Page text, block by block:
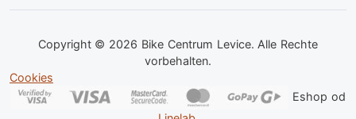
Copyright © 2026 Bike Centrum Levice. Alle Rechte
vorbehalten.
Cookies
Eshop od